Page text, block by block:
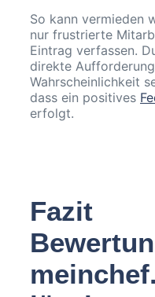
So kann vermieden
nur frustrierte
Eintrag verfassen.
direkte
Wahrscheinlichkeit
dass ein positives
erfolgt.
Fazit